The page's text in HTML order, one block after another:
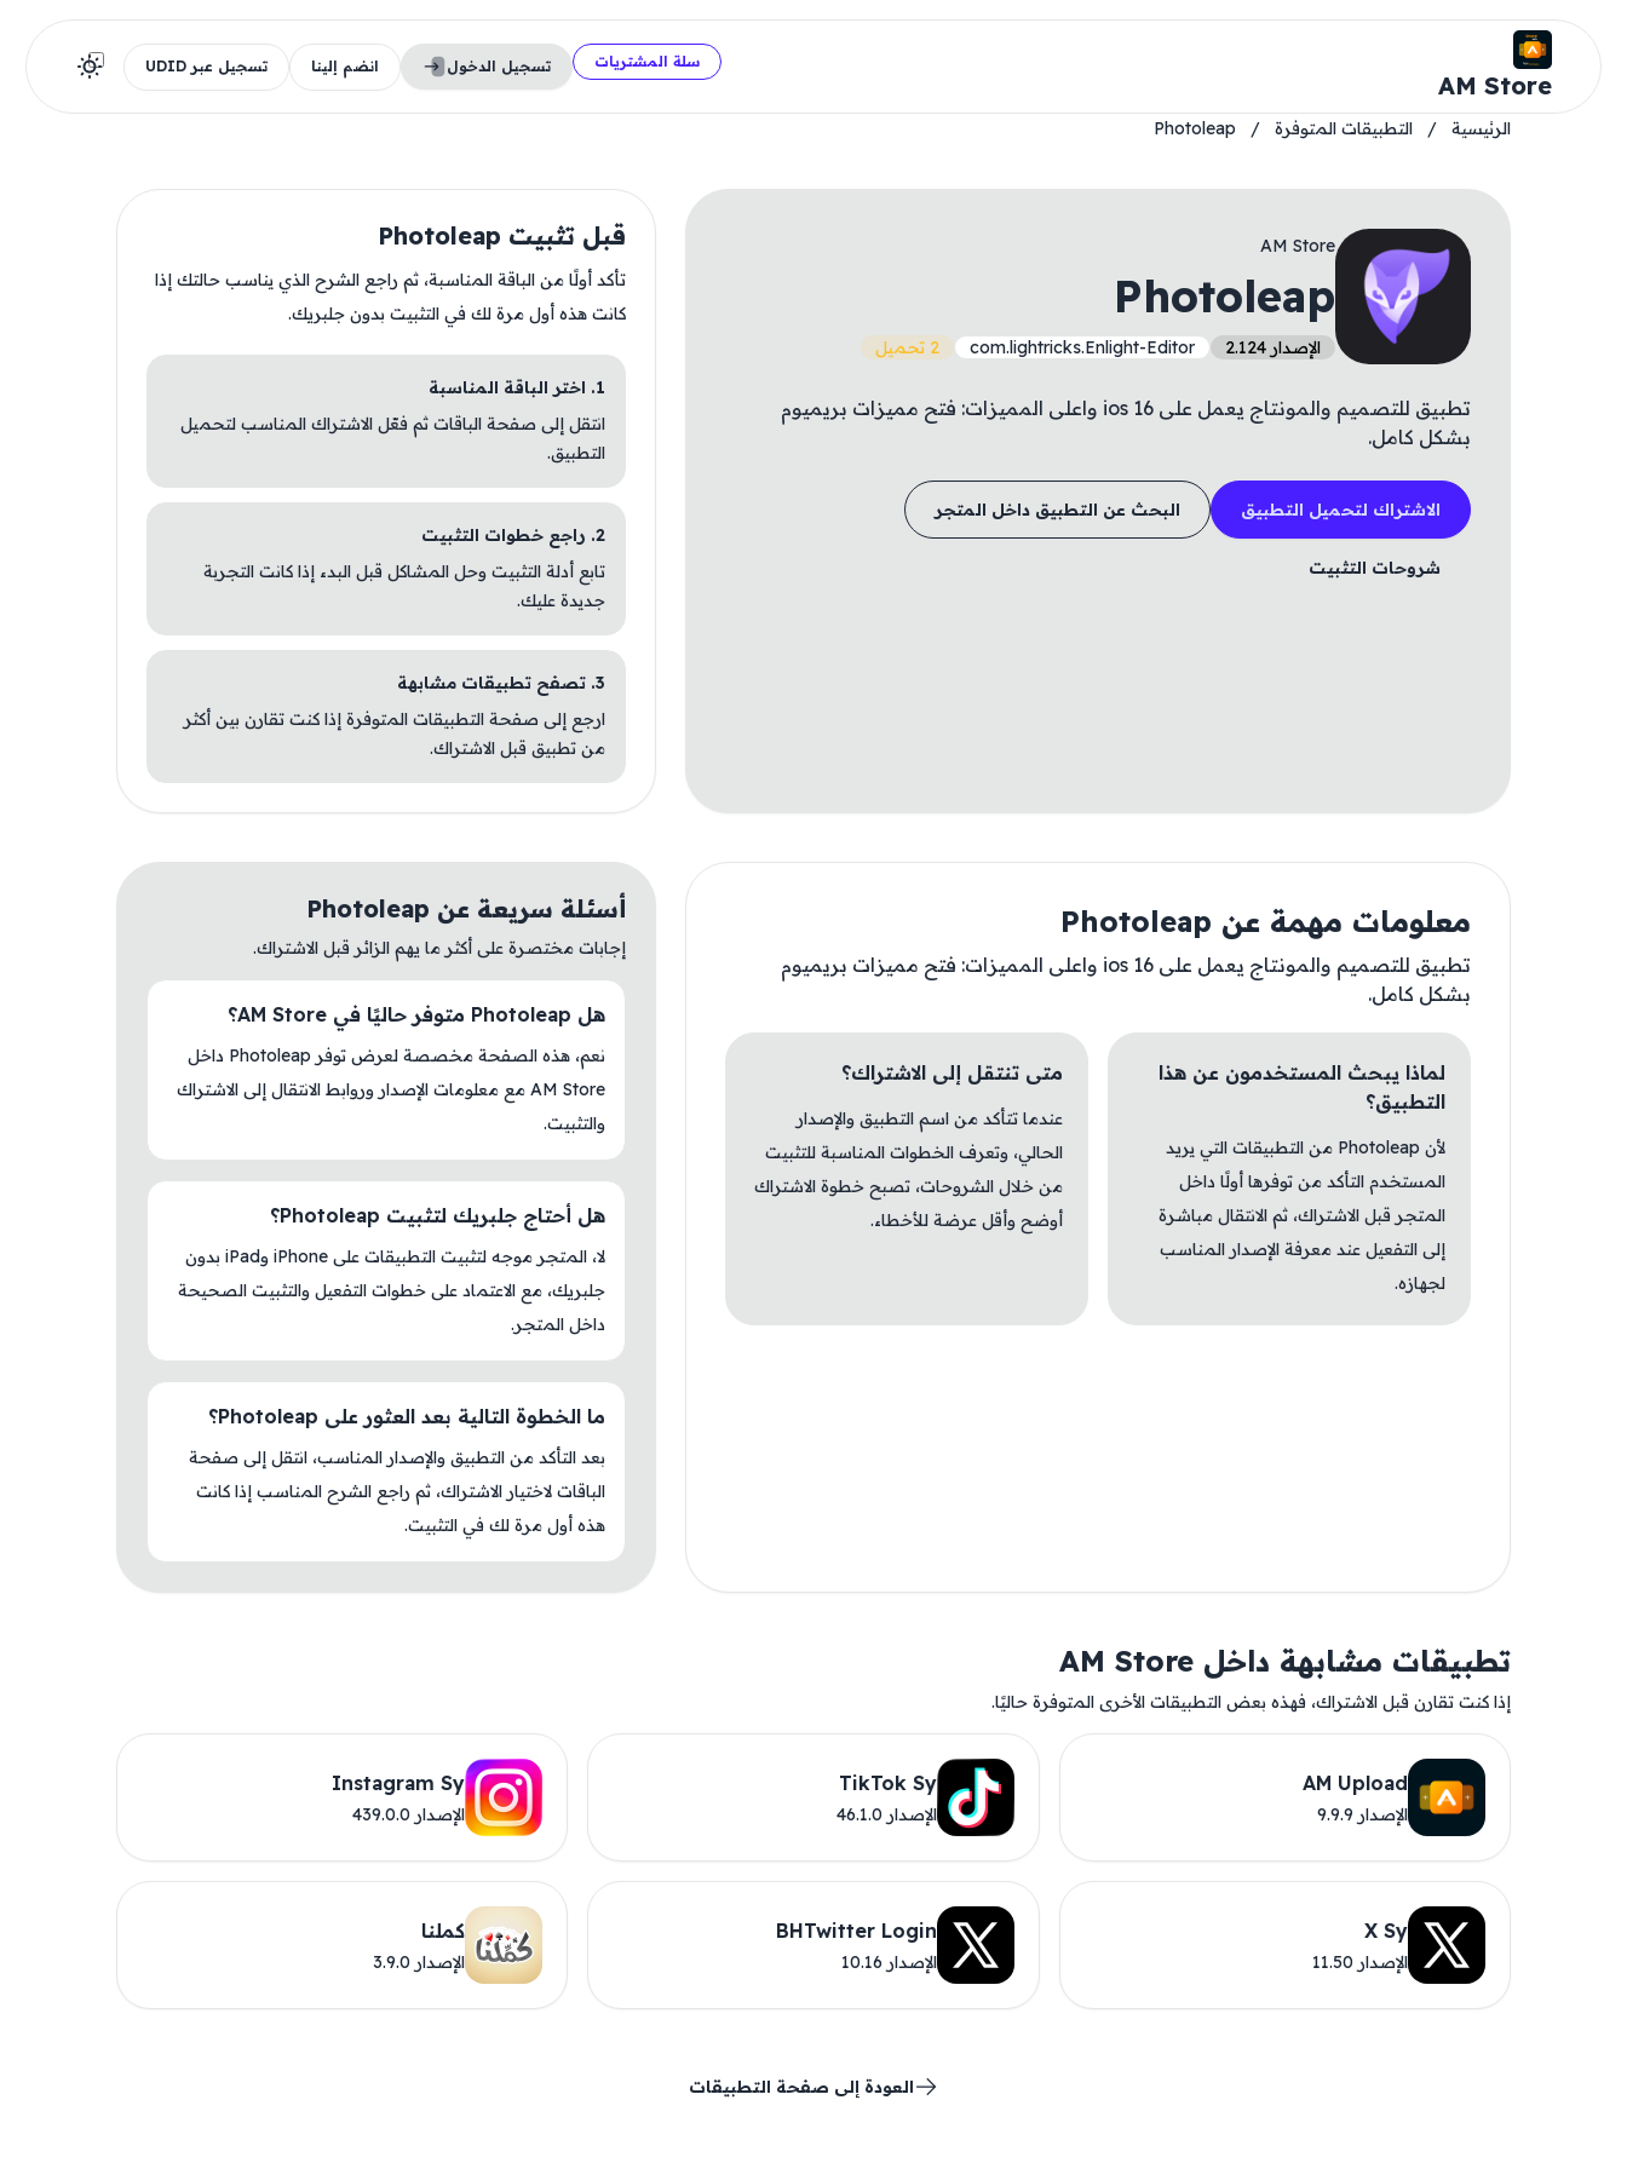
AM Store
سلة المشتريات تسجيل الدخول انضم إلينا تسجيل عبر UDID
الرئيسية / التطبيقات المتوفرة /
Photoleap
AM Store
Photoleap
الإصدار 2.124 com.lightricks.Enlight-Editor 2 تحميل
تطبيق للتصميم والمونتاج يعمل على ios 16 واعلى المميزات: فتح مميزات بريميوم
بشكل كامل.
الاشتراك لتحميل التطبيق البحث عن التطبيق داخل المتجر
شروحات التثبيت
قبل تثبيت Photoleap
تأكد أولًا من الباقة المناسبة، ثم راجع الشرح الذي يناسب حالتك إذا
كانت هذه أول مرة لك في التثبيت بدون جلبريك.
1. اختر الباقة المناسبة
انتقل إلى صفحة الباقات ثم فعّل الاشتراك المناسب لتحميل
التطبيق.
2. راجع خطوات التثبيت
تابع أدلة التثبيت وحل المشاكل قبل البدء إذا كانت التجربة
جديدة عليك.
3. تصفح تطبيقات مشابهة
ارجع إلى صفحة التطبيقات المتوفرة إذا كنت تقارن بين أكثر
من تطبيق قبل الاشتراك.
معلومات مهمة عن Photoleap
تطبيق للتصميم والمونتاج يعمل على ios 16 واعلى المميزات: فتح مميزات بريميوم
بشكل كامل.
لماذا يبحث المستخدمون عن هذا
التطبيق؟
لأن Photoleap من التطبيقات التي يريد
المستخدم التأكد من توفرها أولًا داخل
المتجر قبل الاشتراك، ثم الانتقال مباشرة
إلى التفعيل عند معرفة الإصدار المناسب
لجهازه.
متى تنتقل إلى الاشتراك؟
عندما تتأكد من اسم التطبيق والإصدار
الحالي، وتعرف الخطوات المناسبة للتثبيت
من خلال الشروحات، تصبح خطوة الاشتراك
أوضح وأقل عرضة للأخطاء.
أسئلة سريعة عن Photoleap
إجابات مختصرة على أكثر ما يهم الزائر قبل الاشتراك.
هل Photoleap متوفر حاليًا في AM Store؟
نعم، هذه الصفحة مخصصة لعرض توفر Photoleap داخل
AM Store مع معلومات الإصدار وروابط الانتقال إلى الاشتراك
والتثبيت.
هل أحتاج جلبريك لتثبيت Photoleap؟
لا، المتجر موجه لتثبيت التطبيقات على iPhone وiPad بدون
جلبريك، مع الاعتماد على خطوات التفعيل والتثبيت الصحيحة
داخل المتجر.
ما الخطوة التالية بعد العثور على Photoleap؟
بعد التأكد من التطبيق والإصدار المناسب، انتقل إلى صفحة
الباقات لاختيار الاشتراك، ثم راجع الشرح المناسب إذا كانت
هذه أول مرة لك في التثبيت.
تطبيقات مشابهة داخل AM Store
إذا كنت تقارن قبل الاشتراك، فهذه بعض التطبيقات الأخرى المتوفرة حاليًا.
AM Upload
الإصدار 9.9.9
TikTok Sy
الإصدار 46.1.0
Instagram Sy
الإصدار 439.0.0
X Sy
الإصدار 11.50
BHTwitter Login
الإصدار 10.16
كملنا
الإصدار 3.9.0
العودة إلى صفحة التطبيقات